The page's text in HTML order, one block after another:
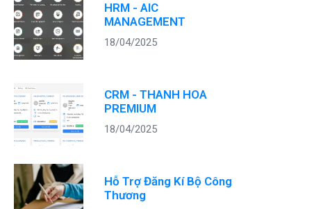
HRM - AIC
MANAGEMENT
18/04/2025
CRM - THANH HOA
PREMIUM
18/04/2025
Hỗ Trợ Đăng Kí Bộ Công
Thương